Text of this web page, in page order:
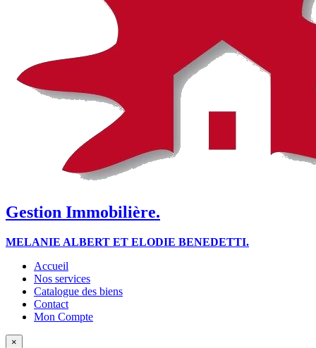
Gestion Immobilière.
MELANIE ALBERT ET ELODIE BENEDETTI.
Accueil
Nos services
Catalogue des biens
Contact
Mon Compte
×